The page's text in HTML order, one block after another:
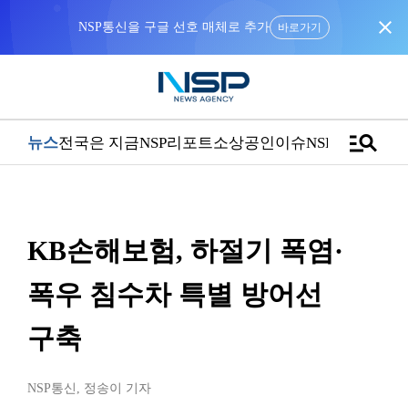
NSP통신을 구글 선호 매체로 추가 바로가기 close
뉴스전국은 지금NSP리포트소상공인이슈NSPTVmanage_search
KB손해보험, 하절기 폭염·
폭우 침수차 특별 방어선
구축
NSP통신 , 정송이 기자